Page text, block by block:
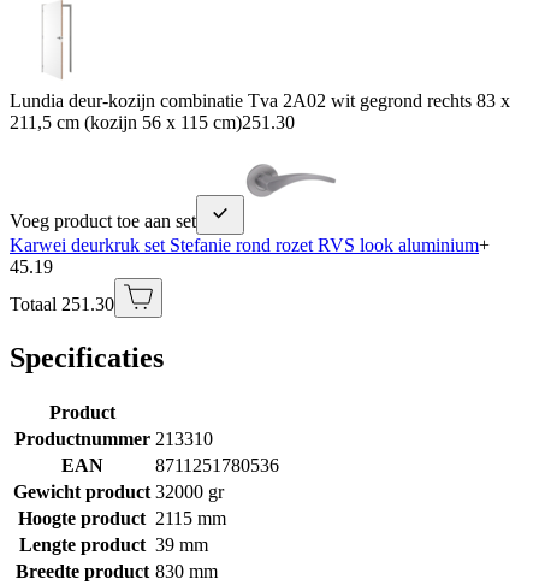
Lundia deur-kozijn combinatie Tva 2A02 wit gegrond rechts 83 x
211,5 cm (kozijn 56 x 115 cm)251.30
Voeg product toe aan set
Karwei deurkruk set Stefanie rond rozet RVS look aluminium+
45.19
Totaal 251.30
Specificaties
Product
Productnummer 213310
EAN
8711251780536
Gewicht product 32000 gr
Hoogte product 2115 mm
Lengte product 39 mm
Breedte product 830 mm